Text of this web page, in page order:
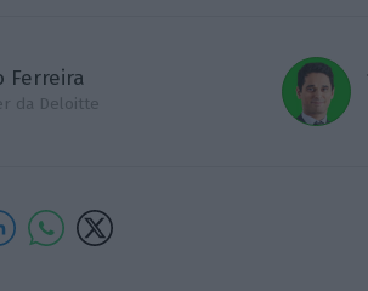
Ferreira
da Deloitte